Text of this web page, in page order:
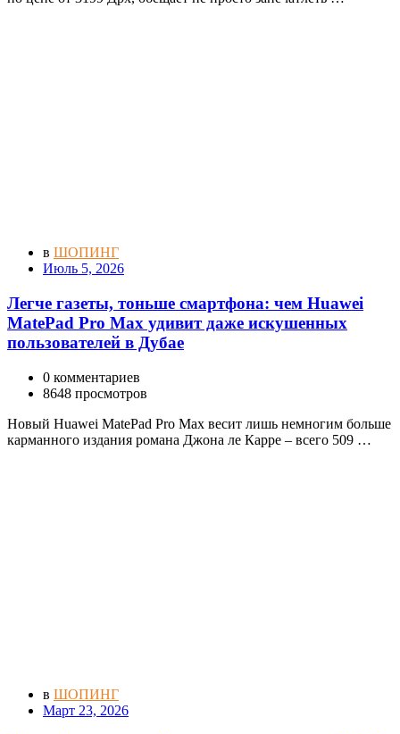
в ШОПИНГ
Июль 5, 2026
Легче газеты, тоньше смартфона: чем Huawei
MatePad Pro Max удивит даже искушенных
пользователей в Дубае
0 комментариев
8648 просмотров
Новый Huawei MatePad Pro Max весит лишь немногим больше
карманного издания романа Джона ле Карре – всего 509 …
в ШОПИНГ
Март 23, 2026